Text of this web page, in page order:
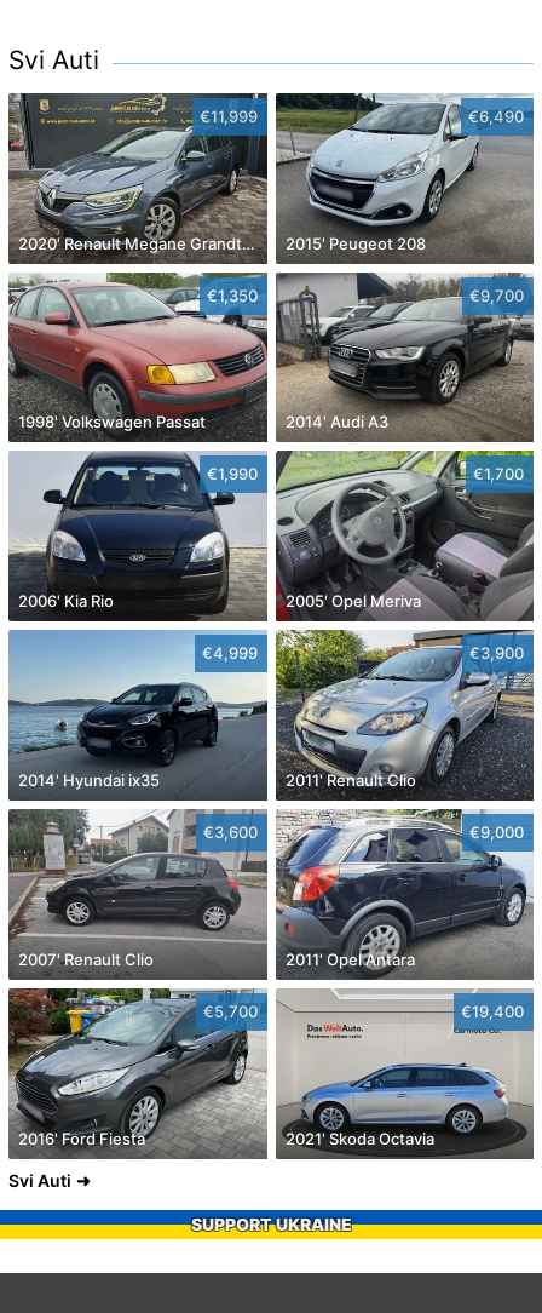
Svi Auti
€11,999
2020' Renault Megane Grandtour Dci 115
€6,490
2015' Peugeot 208
€1,350
1998' Volkswagen Passat
€9,700
2014' Audi A3
€1,990
2006' Kia Rio
€1,700
2005' Opel Meriva
€4,999
2014' Hyundai ix35
€3,900
2011' Renault Clio
€3,600
2007' Renault Clio
€9,000
2011' Opel Antara
€5,700
2016' Ford Fiesta
€19,400
2021' Skoda Octavia
Svi Auti
SUPPORT UKRAINE